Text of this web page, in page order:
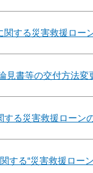
関する災害救援ロー
見書等の交付方法変
する災害救援ローン
する“災害救援ロー